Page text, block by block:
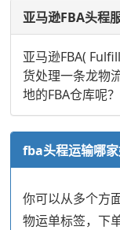
亚马逊FBA头程
亚马逊FBA(
货处理一条龙物
地的FBA仓库呢
fba头程运输哪
你可以从多个方
物运单标签，下